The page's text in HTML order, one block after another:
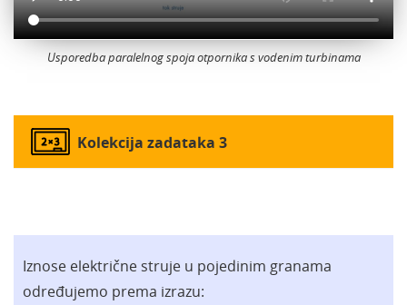
Usporedba paralelnog spoja otpornika s vodenim turbinama
Kolekcija zadataka 3
Iznose električne struje u pojedinim granama
određujemo prema izrazu: